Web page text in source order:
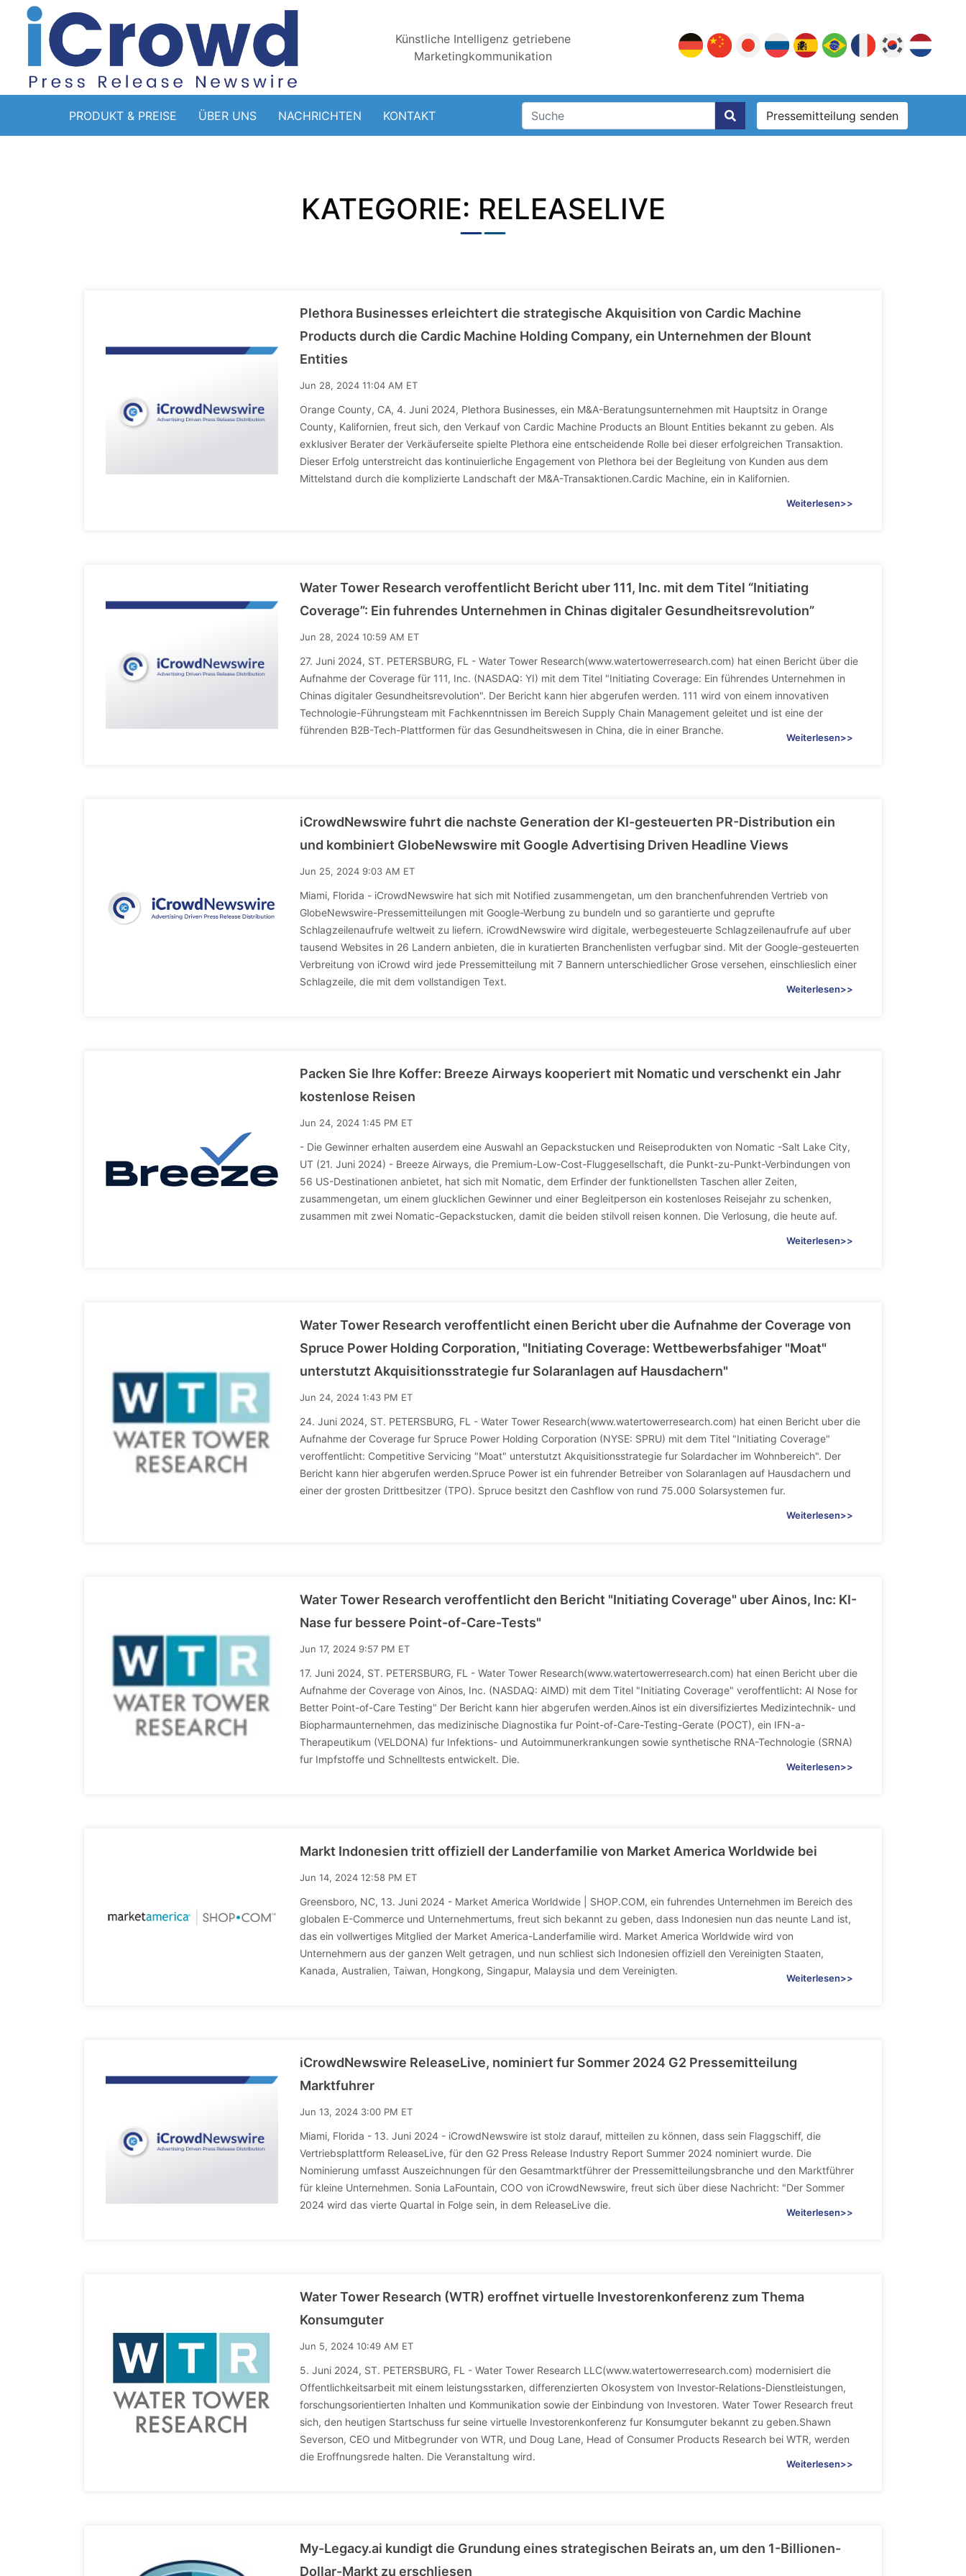
Künstliche Intelligenz getriebene
Marketingkommunikation
PRODUKT & PREISE ÜBER UNS NACHRICHTEN KONTAKT Pressemitteilung senden
KATEGORIE: RELEASELIVE
Plethora Businesses erleichtert die strategische Akquisition von Cardic Machine
Products durch die Cardic Machine Holding Company, ein Unternehmen der Blount
Entities
Jun 28, 2024 11:04 AM ET
Orange County, CA, 4. Juni 2024, Plethora Businesses, ein M&A-Beratungsunternehmen mit Hauptsitz in Orange
County, Kalifornien, freut sich, den Verkauf von Cardic Machine Products an Blount Entities bekannt zu geben. Als
exklusiver Berater der Verkäuferseite spielte Plethora eine entscheidende Rolle bei dieser erfolgreichen Transaktion.
Dieser Erfolg unterstreicht das kontinuierliche Engagement von Plethora bei der Begleitung von Kunden aus dem
Mittelstand durch die komplizierte Landschaft der M&A-Transaktionen.Cardic Machine, ein in Kalifornien.
Weiterlesen>>
Water Tower Research veroffentlicht Bericht uber 111, Inc. mit dem Titel “Initiating
Coverage”: Ein fuhrendes Unternehmen in Chinas digitaler Gesundheitsrevolution”
Jun 28, 2024 10:59 AM ET
27. Juni 2024, ST. PETERSBURG, FL - Water Tower Research(www.watertowerresearch.com) hat einen Bericht über die
Aufnahme der Coverage für 111, Inc. (NASDAQ: YI) mit dem Titel "Initiating Coverage: Ein führendes Unternehmen in
Chinas digitaler Gesundheitsrevolution". Der Bericht kann hier abgerufen werden. 111 wird von einem innovativen
Technologie-Führungsteam mit Fachkenntnissen im Bereich Supply Chain Management geleitet und ist eine der
führenden B2B-Tech-Plattformen für das Gesundheitswesen in China, die in einer Branche.
Weiterlesen>>
iCrowdNewswire fuhrt die nachste Generation der KI-gesteuerten PR-Distribution ein
und kombiniert GlobeNewswire mit Google Advertising Driven Headline Views
Jun 25, 2024 9:03 AM ET
Miami, Florida - iCrowdNewswire hat sich mit Notified zusammengetan, um den branchenfuhrenden Vertrieb von
GlobeNewswire-Pressemitteilungen mit Google-Werbung zu bundeln und so garantierte und geprufte
Schlagzeilenaufrufe weltweit zu liefern. iCrowdNewswire wird digitale, werbegesteuerte Schlagzeilenaufrufe auf uber
tausend Websites in 26 Landern anbieten, die in kuratierten Branchenlisten verfugbar sind. Mit der Google-gesteuerten
Verbreitung von iCrowd wird jede Pressemitteilung mit 7 Bannern unterschiedlicher Grose versehen, einschlieslich einer
Schlagzeile, die mit dem vollstandigen Text.
Weiterlesen>>
Packen Sie Ihre Koffer: Breeze Airways kooperiert mit Nomatic und verschenkt ein Jahr
kostenlose Reisen
Jun 24, 2024 1:45 PM ET
- Die Gewinner erhalten auserdem eine Auswahl an Gepackstucken und Reiseprodukten von Nomatic -Salt Lake City,
UT (21. Juni 2024) - Breeze Airways, die Premium-Low-Cost-Fluggesellschaft, die Punkt-zu-Punkt-Verbindungen von
56 US-Destinationen anbietet, hat sich mit Nomatic, dem Erfinder der funktionellsten Taschen aller Zeiten,
zusammengetan, um einem glucklichen Gewinner und einer Begleitperson ein kostenloses Reisejahr zu schenken,
zusammen mit zwei Nomatic-Gepackstucken, damit die beiden stilvoll reisen konnen. Die Verlosung, die heute auf.
Weiterlesen>>
Water Tower Research veroffentlicht einen Bericht uber die Aufnahme der Coverage von
Spruce Power Holding Corporation, "Initiating Coverage: Wettbewerbsfahiger "Moat"
unterstutzt Akquisitionsstrategie fur Solaranlagen auf Hausdachern"
Jun 24, 2024 1:43 PM ET
24. Juni 2024, ST. PETERSBURG, FL - Water Tower Research(www.watertowerresearch.com) hat einen Bericht uber die
Aufnahme der Coverage fur Spruce Power Holding Corporation (NYSE: SPRU) mit dem Titel "Initiating Coverage"
veroffentlicht: Competitive Servicing "Moat" unterstutzt Akquisitionsstrategie fur Solardacher im Wohnbereich". Der
Bericht kann hier abgerufen werden.Spruce Power ist ein fuhrender Betreiber von Solaranlagen auf Hausdachern und
einer der grosten Drittbesitzer (TPO). Spruce besitzt den Cashflow von rund 75.000 Solarsystemen fur.
Weiterlesen>>
Water Tower Research veroffentlicht den Bericht "Initiating Coverage" uber Ainos, Inc: KI-
Nase fur bessere Point-of-Care-Tests"
Jun 17, 2024 9:57 PM ET
17. Juni 2024, ST. PETERSBURG, FL - Water Tower Research(www.watertowerresearch.com) hat einen Bericht uber die
Aufnahme der Coverage von Ainos, Inc. (NASDAQ: AIMD) mit dem Titel "Initiating Coverage" veroffentlicht: AI Nose for
Better Point-of-Care Testing" Der Bericht kann hier abgerufen werden.Ainos ist ein diversifiziertes Medizintechnik- und
Biopharmaunternehmen, das medizinische Diagnostika fur Point-of-Care-Testing-Gerate (POCT), ein IFN-a-
Therapeutikum (VELDONA) fur Infektions- und Autoimmunerkrankungen sowie synthetische RNA-Technologie (SRNA)
fur Impfstoffe und Schnelltests entwickelt. Die.
Weiterlesen>>
Markt Indonesien tritt offiziell der Landerfamilie von Market America Worldwide bei
Jun 14, 2024 12:58 PM ET
Greensboro, NC, 13. Juni 2024 - Market America Worldwide | SHOP.COM, ein fuhrendes Unternehmen im Bereich des
globalen E-Commerce und Unternehmertums, freut sich bekannt zu geben, dass Indonesien nun das neunte Land ist,
das ein vollwertiges Mitglied der Market America-Landerfamilie wird. Market America Worldwide wird von
Unternehmern aus der ganzen Welt getragen, und nun schliest sich Indonesien offiziell den Vereinigten Staaten,
Kanada, Australien, Taiwan, Hongkong, Singapur, Malaysia und dem Vereinigten.
Weiterlesen>>
iCrowdNewswire ReleaseLive, nominiert fur Sommer 2024 G2 Pressemitteilung
Marktfuhrer
Jun 13, 2024 3:00 PM ET
Miami, Florida - 13. Juni 2024 - iCrowdNewswire ist stolz darauf, mitteilen zu können, dass sein Flaggschiff, die
Vertriebsplattform ReleaseLive, für den G2 Press Release Industry Report Summer 2024 nominiert wurde. Die
Nominierung umfasst Auszeichnungen für den Gesamtmarktführer der Pressemitteilungsbranche und den Marktführer
für kleine Unternehmen. Sonia LaFountain, COO von iCrowdNewswire, freut sich über diese Nachricht: "Der Sommer
2024 wird das vierte Quartal in Folge sein, in dem ReleaseLive die.
Weiterlesen>>
Water Tower Research (WTR) eroffnet virtuelle Investorenkonferenz zum Thema
Konsumguter
Jun 5, 2024 10:49 AM ET
5. Juni 2024, ST. PETERSBURG, FL - Water Tower Research LLC(www.watertowerresearch.com) modernisiert die
Offentlichkeitsarbeit mit einem leistungsstarken, differenzierten Okosystem von Investor-Relations-Dienstleistungen,
forschungsorientierten Inhalten und Kommunikation sowie der Einbindung von Investoren. Water Tower Research freut
sich, den heutigen Startschuss fur seine virtuelle Investorenkonferenz fur Konsumguter bekannt zu geben.Shawn
Severson, CEO und Mitbegrunder von WTR, und Doug Lane, Head of Consumer Products Research bei WTR, werden
die Eroffnungsrede halten. Die Veranstaltung wird.
Weiterlesen>>
My-Legacy.ai kundigt die Grundung eines strategischen Beirats an, um den 1-Billionen-
Dollar-Markt zu erschliesen